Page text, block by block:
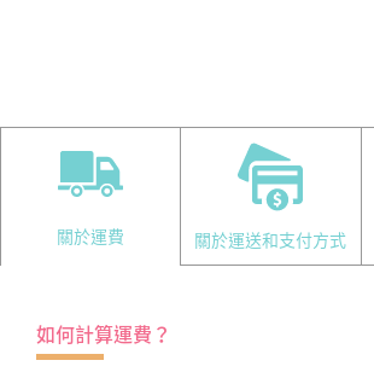
關於運費 關於運送和支付方式
如何計算運費？